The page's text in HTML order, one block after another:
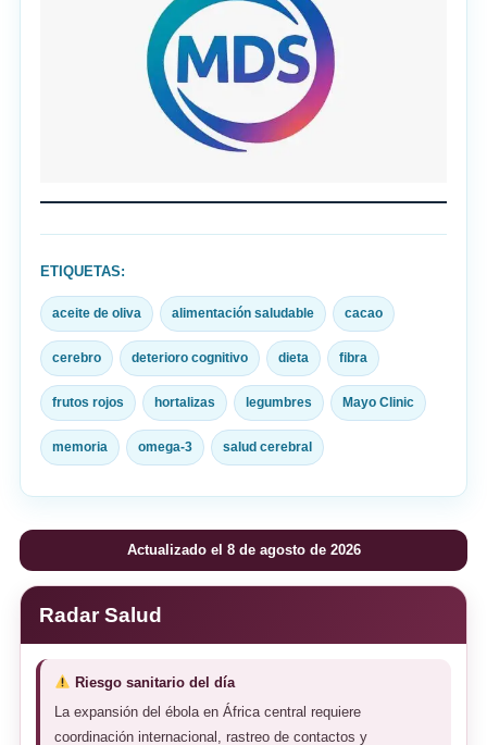
ETIQUETAS:
aceite de oliva alimentación saludable cacao
cerebro deterioro cognitivo dieta fibra
frutos rojos hortalizas legumbres Mayo Clinic
memoria omega-3 salud cerebral
Actualizado el 8 de agosto de 2026
Radar Salud
Riesgo sanitario del día
La expansión del ébola en África central requiere
coordinación internacional, rastreo de contactos y